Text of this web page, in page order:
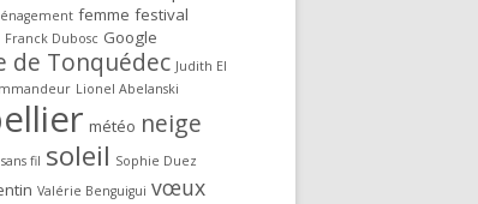
femme festival
Franck Dubosc Google
de Tonquédec Judith El
Lionel Abelanski
météo neige
sans fil soleil Sophie Duez
Valérie Benguigui vœux